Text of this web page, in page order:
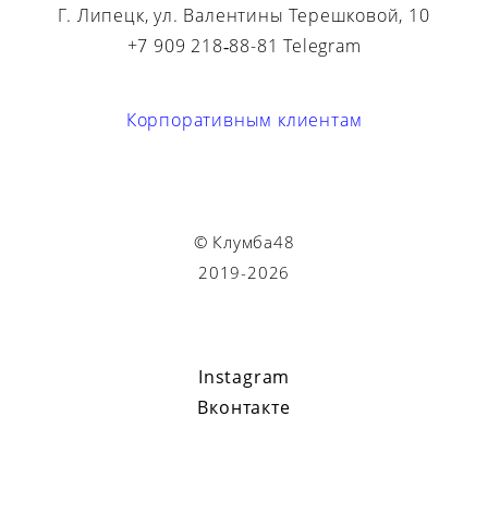
Г. Липецк, ул. Валентины Терешковой, 10
+7 909 218‑88-81 Telegram
Корпоративным клиентам
© Клумба48
2019-2026
Instagram
Вконтакте